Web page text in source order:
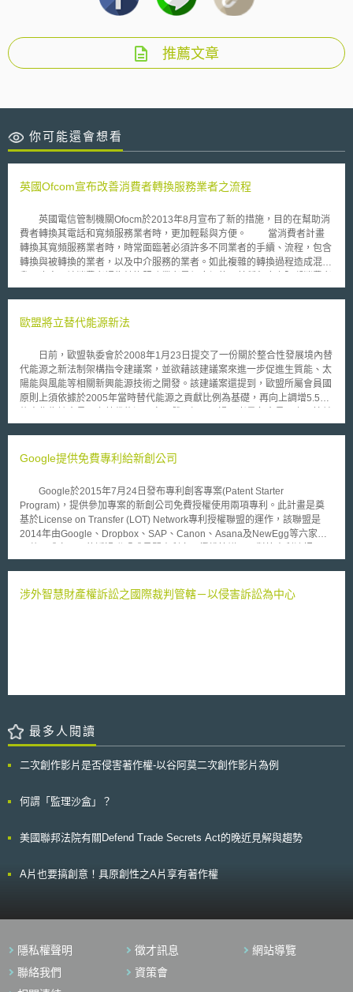
推薦文章
你可能還會想看
英國Ofcom宣布改善消費者轉換服務業者之流程
英國電信管制機關Ofocm於2013年8月宣布了新的措施，目的在幫助消
費者轉換其電話和寬頻服務業者時，更加輕鬆與方便。 當消費者計畫
轉換其寬頻服務業者時，時常面臨著必須許多不同業者的手續、流程，包含
轉換與被轉換的業者，以及中介服務的業者。如此複雜的轉換過程造成混
選擇較佳服務業者的機會。 Ofcom的研究指出，在轉換業者的過程中，
的申請，在這樣的過程中，現在的業者有很多的主導權，例如對於轉換過程
些問題，Ofcom決定，未來當消費者計畫轉換服務業者時，只需要遵循一個
單一的轉換程序，由新的服務業者代表消費者進行此一過程。 這個
「由遷入供應商主導（gaining provider led，GPL）」的過程中，已廣泛的
是用於電話和寬頻服務之轉換程序，消費者將不再需要聯繫他們現有的服務
業者、收到一個編號，以轉換業者。 Ofcom還設置了額外的措施，以幫
換。 一個明確的和改進的切換過程中，以幫助消費者。 Ofcom在
費者提供增值收益。 根據Ofcom初步制訂的單一轉換流程，服務業者必
消費者在不知情之下，被轉換到不同的業者； ‧防止消費者轉換時出現服
務的空窗期，特別是電話和寬頻服務的轉換； ‧給消費者提供關於業者服
務品質的資訊，如提前終止服務時，可能需負擔的額外費用變化，使消費者
可以做出明智的決定。 Ofcom計畫於2014年初將細部程序制訂並執
行，並可能提出下一階段的工作，涵蓋兩個關鍵領域： ‧持續與業者溝
通，確保消費者得到更好的保護； ‧進一步改進電話、不同類型的寬頻服
歐盟將立替代能源新法
日前，歐盟執委會於2008年1月23日提交了一份關於整合性發展境內替
代能源之新法制架構指令建議案，並欲藉該建議案來進一步促進生質能、太
陽能與風能等相關新興能源技術之開發。該建議案還提到，歐盟所屬會員國
原則上須依據於2005年當時替代能源之貢獻比例為基礎，再向上調增5.5%
不相同，故該建議案要求歐盟對於各會員國替代能源預定貢獻目標之制定，
來發展各類替代能源，最後，再將所決定之能源發展策略大綱置於國家行動
交執委會進行審核。此外，執委會也設定了一系列短期性目標，以確保能漸
次穩定地朝2020年之目標前進。而有關開發生質能及永續性方面，鑑於生
質燃料之發展仍具相當之爭議，故於飽受各界沉重之壓力下（如：非政府民
間組織以及科學聯盟團體），未來布魯塞爾方面勢要提出一更加周嚴之永續
性基準，以確保在該建議案所制定之生質燃油目標下，不會進一步導致生態
產生。
Google提供免費專利給新創公司
Google於2015年7月24日發布專利創客專案(Patent Starter
Program)，提供參加專案的新創公司免費授權使用兩項專利。此計畫是奠
基於License on Transfer (LOT) Network專利授權聯盟的運作，該聯盟是
2014年由Google、Dropbox、SAP、Canon、Asana及NewEgg等六家公
(patent troll)的濫訴行為。 專利創客專案計畫開放50家於2014年收入介
創公司業務範圍，提供3至5項專利清單，新創公司可從中選出兩項予以免費
涉外智慧財產權訴訟之國際裁判管轄－以侵害訴訟為中心
最多人閱讀
二次創作影片是否侵害著作權-以谷阿莫二次創作影片為例
何謂「監理沙盒」？
美國聯邦法院有關Defend Trade Secrets Act的晚近見解與趨勢
A片也要搞創意！具原創性之A片享有著作權
隱私權聲明 徵才訊息
網站導覽
聯絡我們
資策會